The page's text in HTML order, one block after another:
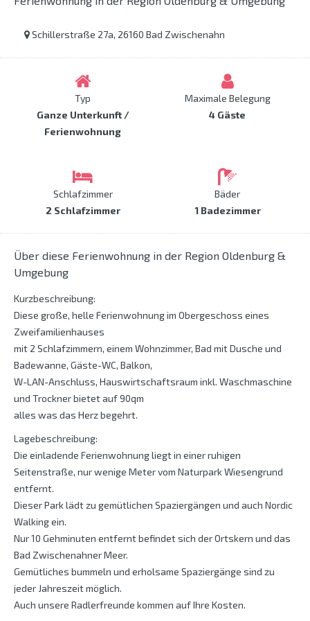
Schillerstraße 27a, 26160 Bad Zwischenahn
Typ
Ganze Unterkunft /
Ferienwohnung
Maximale Belegung
4 Gäste
Schlafzimmer
2 Schlafzimmer
Bäder
1 Badezimmer
Über diese Ferienwohnung in der Region Oldenburg &
Umgebung
Kurzbeschreibung:
Diese große, helle Ferienwohnung im Obergeschoss eines
Zweifamilienhauses
mit 2 Schlafzimmern, einem Wohnzimmer, Bad mit Dusche und
Badewanne, Gäste-WC, Balkon,
W-LAN-Anschluss, Hauswirtschaftsraum inkl. Waschmaschine
und Trockner bietet auf 90qm
alles was das Herz begehrt.
Lagebeschreibung:
Die einladende Ferienwohnung liegt in einer ruhigen
Seitenstraße, nur wenige Meter vom Naturpark Wiesengrund
entfernt.
Dieser Park lädt zu gemütlichen Spaziergängen und auch Nordic
Walking ein.
Nur 10 Gehminuten entfernt befindet sich der Ortskern und das
Bad Zwischenahner Meer.
Gemütliches bummeln und erholsame Spaziergänge sind zu
jeder Jahreszeit möglich.
Auch unsere Radlerfreunde kommen auf Ihre Kosten.